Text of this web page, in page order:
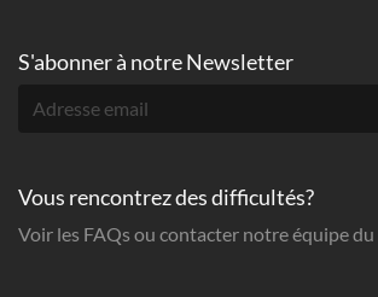
S'abonner à notre Newsletter
Vous rencontrez des difficultés?
Voir les FAQs ou contacter notre équipe